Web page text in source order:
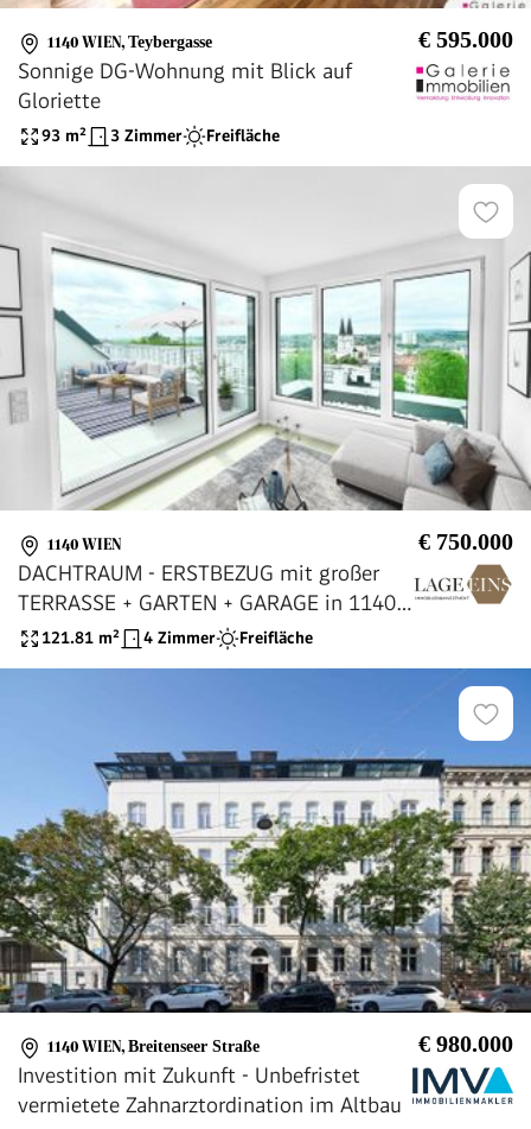
1140 WIEN, Teybergasse € 595.000
Sonnige DG-Wohnung mit Blick auf
Gloriette
93 m² 3 Zimmer Freifläche
1140 WIEN € 750.000
DACHTRAUM - ERSTBEZUG mit großer
TERRASSE + GARTEN + GARAGE in 1140
WIEN121.81 m² 4 Zimmer Freifläche
1140 WIEN, Breitenseer Straße € 980.000
Investition mit Zukunft - Unbefristet
vermietete Zahnarztordination im Altbau